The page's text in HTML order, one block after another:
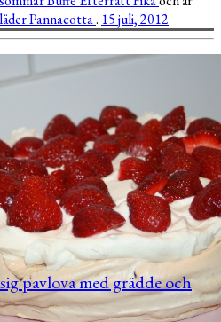
Pannacotta. 15 juli, 2012
pavlova med grädde och